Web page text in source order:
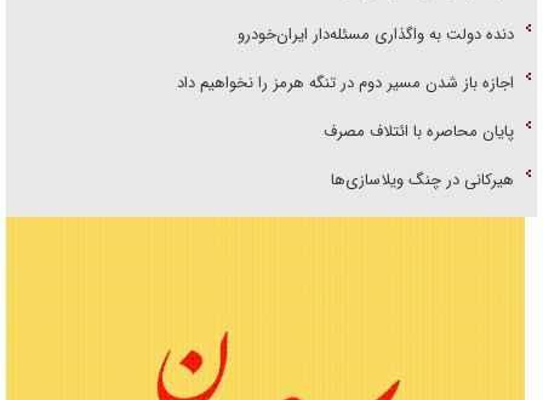
دنده دولت به واگذاری مسئله‌دار ایران‌خودرو
اجازه باز شدن مسیر دوم در تنگه هرمز را نخواهیم داد
پایان محاصره با ائتلاف مصرف
هیرکانی در چنگ ویلاسازی‌ها